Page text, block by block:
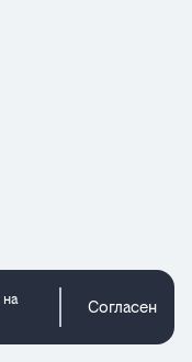
на
Согласен